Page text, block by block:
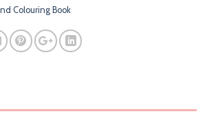
Colouring Book